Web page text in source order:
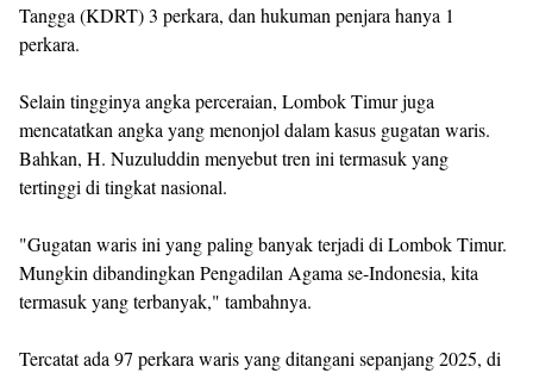
Tangga (KDRT) 3 perkara, dan hukuman penjara hanya 1
perkara.
Selain tingginya angka perceraian, Lombok Timur juga
mencatatkan angka yang menonjol dalam kasus gugatan waris.
Bahkan, H. Nuzuluddin menyebut tren ini termasuk yang
tertinggi di tingkat nasional.
"Gugatan waris ini yang paling banyak terjadi di Lombok Timur.
Mungkin dibandingkan Pengadilan Agama se-Indonesia, kita
termasuk yang terbanyak," tambahnya.
Tercatat ada 97 perkara waris yang ditangani sepanjang 2025, di